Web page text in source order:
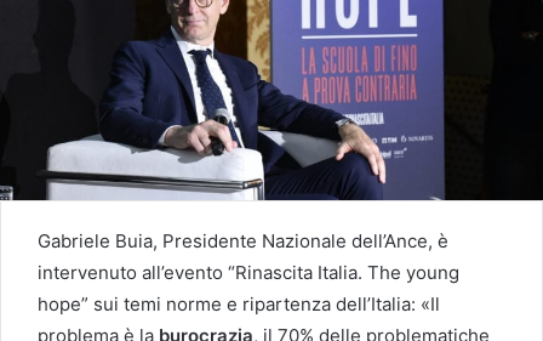
Gabriele Buia, Presidente Nazionale dell’Ance, è
intervenuto all’evento “Rinascita Italia. The young
hope” sui temi norme e ripartenza dell’Italia: «Il
problema è la burocrazia, il 70% delle problematiche